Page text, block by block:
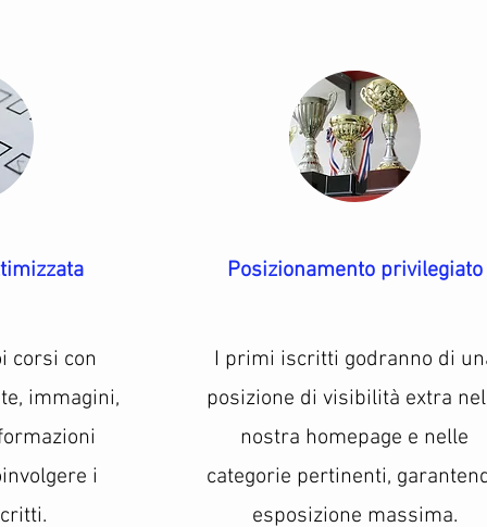
corsi con
immagini,
i
Posizionamento privilegiato
I primi iscritti godranno di
posizione di visibilità extra
nostra homepage e nelle
categorie pertinenti,
esposizione massima.